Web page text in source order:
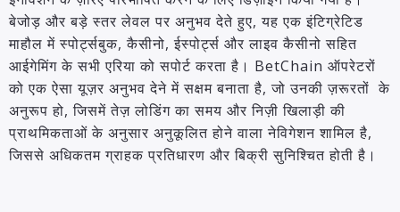
बेजोड़ और बड़े स्तर लेवल पर अनुभव देते हुए, यह एक इंटिग्रेटिड
माहौल में स्पोर्ट्सबुक, कैसीनो, ईस्पोर्ट्स और लाइव कैसीनो सहित
आईगेमिंग के सभी एरिया को सपोर्ट करता है। BetChain ऑपरेटरों
को एक ऐसा यूज़र अनुभव देने में सक्षम बनाता है, जो उनकी ज़रूरतों के
अनुरूप हो, जिसमें तेज़ लोडिंग का समय और निज़ी खिलाड़ी की
प्राथमिकताओं के अनुसार अनुकूलित होने वाला नेविगेशन शामिल है,
जिससे अधिकतम ग्राहक प्रतिधारण और बिक्री सुनिश्चित होती है।